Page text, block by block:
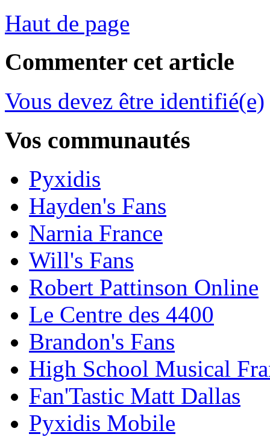
Haut de page
Commenter cet article
Vous devez être identifié(e)
Vos communautés
Pyxidis
Hayden's Fans
Narnia France
Will's Fans
Robert Pattinson Online
Le Centre des 4400
Brandon's Fans
High School Musical
Fan'Tastic Matt Dallas
Pyxidis Mobile